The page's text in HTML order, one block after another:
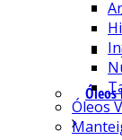
Óleos
Óleos